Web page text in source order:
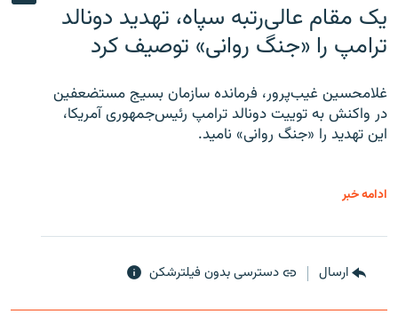
یک مقام عالی‌رتبه سپاه، تهدید دونالد
ترامپ را «جنگ روانی» توصیف کرد
غلامحسین غیب‌پرور، فرمانده سازمان بسیج مستضعفین
در واکنش به توییت دونالد ترامپ رئیس‌جمهوری آمریکا،
این تهدید را «جنگ روانی» نامید.
ادامه خبر
ارسال دسترسی بدون فیلترشکن